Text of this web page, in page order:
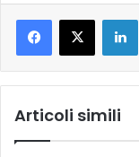
Articoli simili